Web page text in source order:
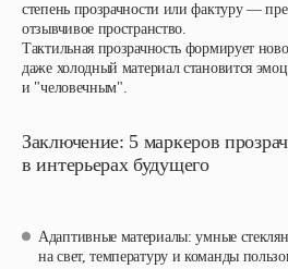
степень прозрачности или фактуру —
отзывчивое пространство.
Тактильная прозрачность формирует
даже холодный материал становится
и "человечным".
Заключение: 5 маркеров
в интерьерах будущего
Адаптивные материалы: умные
на свет, температуру и команды